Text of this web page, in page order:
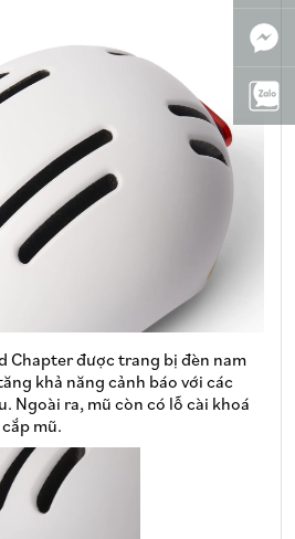
Chapter được trang bị đèn nam
khả năng cảnh báo với các
Ngoài ra, mũ còn có lỗ cài khoá
mũ.